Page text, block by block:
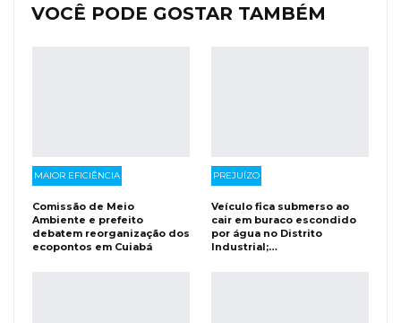
VOCÊ PODE GOSTAR TAMBÉM
MAIOR EFICIÊNCIA
Comissão de Meio
Ambiente e prefeito
debatem reorganização dos
ecopontos em Cuiabá
PREJUÍZO
Veículo fica submerso ao
cair em buraco escondido
por água no Distrito
Industrial;…